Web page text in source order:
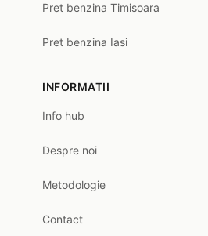
Pret benzina Timisoara
Pret benzina Iasi
INFORMATII
Info hub
Despre noi
Metodologie
Contact